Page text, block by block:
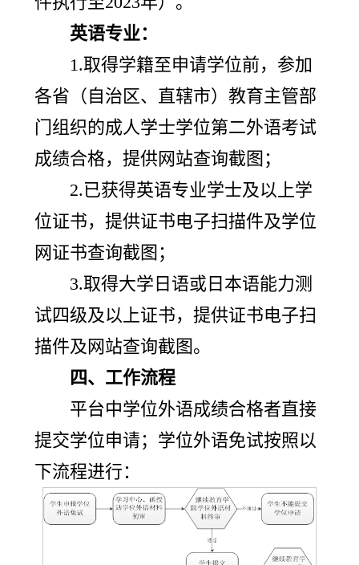
英语专业：
1.取得学籍至申请学位前，参加
各省（自治区、直辖市）教育主管部
门组织的成人学士学位第二外语考试
成绩合格，提供网站查询截图；
2.已获得英语专业学士及以上学
位证书，提供证书电子扫描件及学位
网证书查询截图；
3.取得大学日语或日本语能力测
试四级及以上证书，提供证书电子扫
描件及网站查询截图。
四、工作流程
平台中学位外语成绩合格者直接
提交学位申请；学位外语免试按照以
下流程进行：